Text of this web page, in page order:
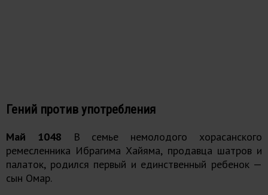
Гений против употребления
Май 1048 В семье немолодого хорасанского
ремесленника Ибрагима Хайяма, продавца шатров и
палаток, родился первый и единственный ребенок —
сын Омар.